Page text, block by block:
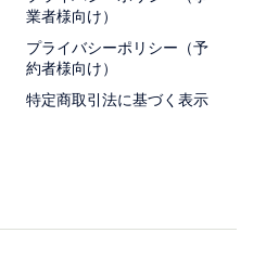
業者様向け）
プライバシーポリシー（予
約者様向け）
特定商取引法に基づく表示